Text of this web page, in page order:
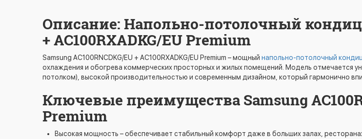
Описание: Напольно-потолочный
+ AC100RXADKG/EU Premium
Samsung AC100RNCDKG/EU + AC100RXADKG/EU Premium – мощный напольно-потолочный
охлаждения и обогрева коммерческих просторных и жилых помещений. Модель отмечается
потолком), высокой производительностью и современным дизайном, который гармонично
Ключевые преимущества Samsung
Premium
Высокая мощность – обеспечивает стабильный комфорт даже в больших залах,